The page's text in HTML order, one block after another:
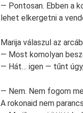
— Pontosan. Ebben a
lehet elkergetni a
Marija válaszul az
— Most komolyan
— Hát… igen — tűnt
— Nem. Nem fogom
A rokonaid nem